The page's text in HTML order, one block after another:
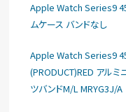
Apple Watch Series9
ムケース バンドなし
Apple Watch Series9
(PRODUCT)RED アル
ツバンドM/L MRYG3J/A